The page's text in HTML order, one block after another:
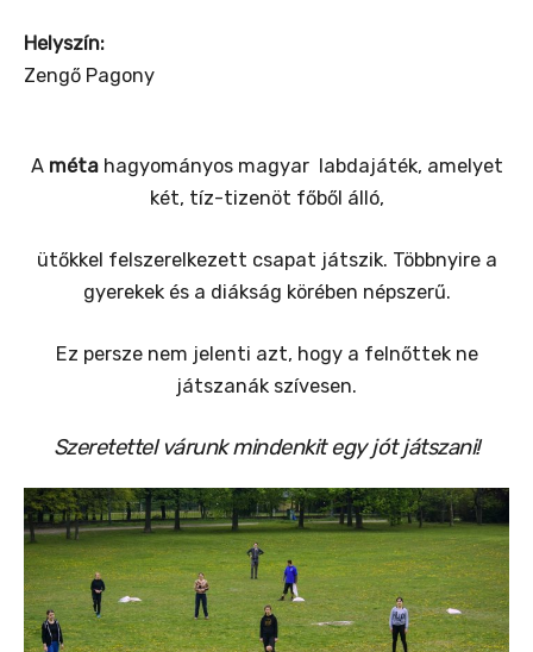
Helyszín:
Zengő Pagony
A métahagyományos magyar labdajáték, amelyet
két, tíz-tizenöt főből álló,
ütőkkel felszerelkezett csapat játszik. Többnyire a
gyerekek és a diákság körében népszerű.
Ez persze nem jelenti azt, hogy a felnőttek ne
játszanák szívesen.
Szeretettel várunk mindenkit egy jót játszani!